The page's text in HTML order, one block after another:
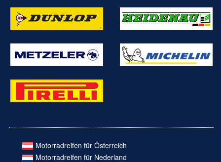
Motorradreifen für Österreich
Motorradreifen für Nederland